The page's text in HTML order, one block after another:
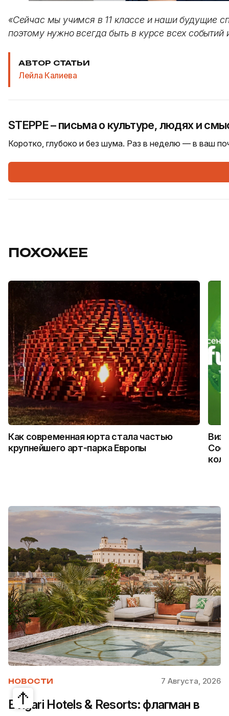
«Сейчас мы учимся в 11 классе и наши будущие
поэтому нужно всегда быть в курсе всех событий
АВТОР СТАТЬИ
Лейла Калиева
STEPPE – письма о культуре, людях и
Коротко, глубоко и без шума. Раз в неделю — в ваш
ПОХОЖЕЕ
Как современная юрта стала частью
крупнейшего арт-парка Европы
НОВОСТИ 7 Августа, 2026
Bvlgari Hotels & Resorts: флагман в